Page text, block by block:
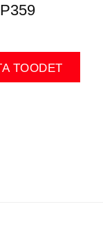
P359
TOODET